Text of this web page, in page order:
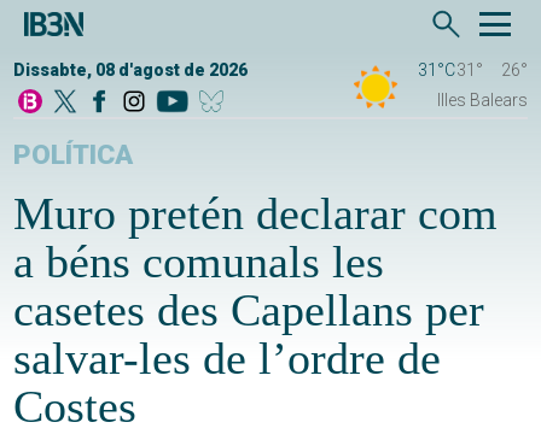
Dissabte, 08 d'agost de 2026 31°C31°
26°
Illes Balears
POLÍTICA
Muro pretén declarar com
a béns comunals les
casetes des Capellans per
salvar-les de l’ordre de
Costes